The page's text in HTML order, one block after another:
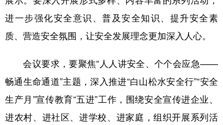
进一步强化安全意识、普及安全知识、提升安全素
质、营造安全氛围，让安全发展理念更加深入人心。
会议要求，要聚焦“人人讲安全、个个会应急——
畅通生命通道”主题，深入推进“白山松水安全行”“安全
生产月”宣传教育“五进”工作，围绕安全宣传进企业、
进农村、进社区、进学校、进家庭，组织开展系列活